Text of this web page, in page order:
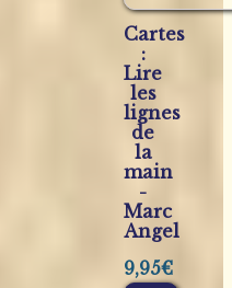
Cartes
:
Lire
les
lignes
de
la
main
-
Marc
Angel
9,95€